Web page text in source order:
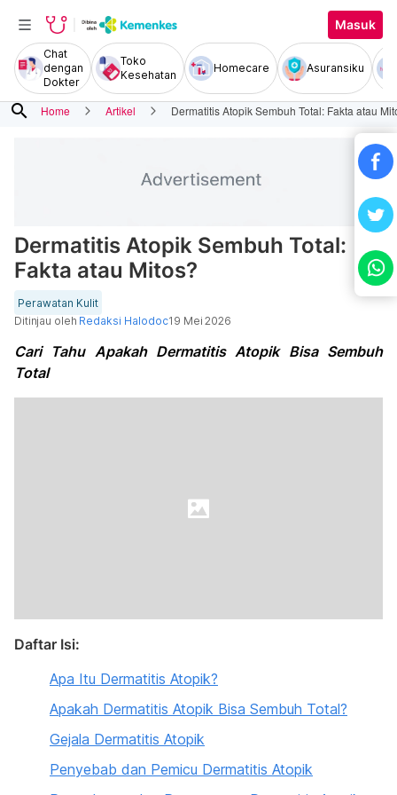
Masuk
Chat
dengan
Dokter
Toko
Kesehatan
Homecare Asuransiku
search Home Artikel Dermatitis Atopik Sembuh Total: Fakta atau
Dermatitis Atopik Sembuh Total:
Fakta atau Mitos?
Perawatan Kulit
Ditinjau oleh Redaksi Halodoc19 Mei 2026
Cari Tahu Apakah Dermatitis Atopik Bisa Sembuh
Total
Daftar Isi:
Apa Itu Dermatitis Atopik?
Apakah Dermatitis Atopik Bisa Sembuh Total?
Gejala Dermatitis Atopik
Penyebab dan Pemicu Dermatitis Atopik